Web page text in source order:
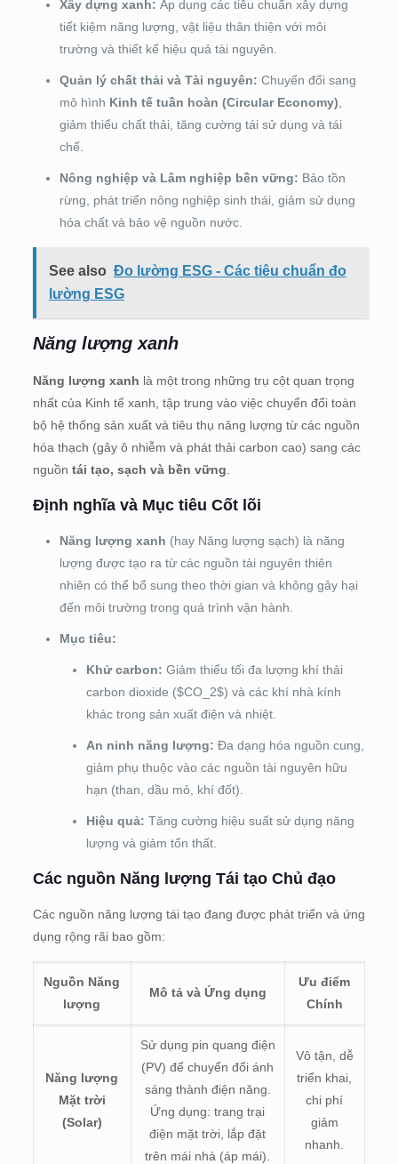
Xây dựng xanh: Áp dụng các tiêu chuẩn xây dựng
tiết kiệm năng lượng, vật liệu thân thiện với môi
trường và thiết kế hiệu quả tài nguyên.
Quản lý chất thải và Tài nguyên: Chuyển đổi sang
mô hình Kinh tế tuần hoàn (Circular Economy)
giảm thiểu chất thải, tăng cường tái sử dụng và tái
chế.
Nông nghiệp và Lâm nghiệp bền vững: Bảo tồn
rừng, phát triển nông nghiệp sinh thái, giảm sử dụng
hóa chất và bảo vệ nguồn nước.
See also Đo lường ESG - Các tiêu chuẩn đo
lường ESG
Năng lượng xanh
Năng lượng xanh là một trong những trụ cột quan trọng
nhất của Kinh tế xanh, tập trung vào việc chuyển đổi toàn
bộ hệ thống sản xuất và tiêu thụ năng lượng từ các nguồn
hóa thạch (gây ô nhiễm và phát thải carbon cao) sang các
nguồn tái tạo, sạch và bền vững
Định nghĩa và Mục tiêu Cốt lõi
Năng lượng xanh (hay Năng lượng sạch) là năng
lượng được tạo ra từ các nguồn tài nguyên thiên
nhiên có thể bổ sung theo thời gian và không gây hại
đến môi trường trong quá trình vận hành.
Mục tiêu:
Khử carbon: Giảm thiểu tối đa lượng khí thải
carbon dioxide ($CO_2$) và các khí nhà kính
khác trong sản xuất điện và nhiệt.
An ninh năng lượng: Đa dạng hóa nguồn cung,
giảm phụ thuộc vào các nguồn tài nguyên hữu
hạn (than, dầu mỏ, khí đốt).
Hiệu quả: Tăng cường hiệu suất sử dụng năng
lượng và giảm tổn thất.
Các nguồn Năng lượng Tái tạo Chủ đạo
Các nguồn năng lượng tái tạo đang được phát triển và ứng
dụng rộng rãi bao gồm:
Nguồn Năng
lượng
Mô tả và Ứng dụng
Ưu điểm
Chính
Năng lượng
Mặt trời
(Solar)
Sử dụng pin quang điện
(PV) để chuyển đổi ánh
sáng thành điện năng.
Ứng dụng: trang trại
điện mặt trời, lắp đặt
trên mái nhà (áp mái).
Vô tận, dễ
triển khai,
chi phí
giảm
nhanh.